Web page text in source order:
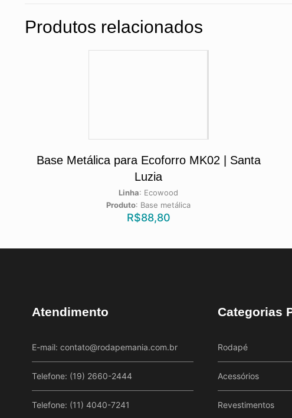
Produtos relacionados
Base Metálica para Ecoforro MK02 | Santa
Luzia
Linha: Ecowood
Produto: Base metálica
R$88,80
Atendimento
E-mail: contato@rodapemania.com.br
Telefone: (19) 2660-2444
Telefone: (11) 4040-7241
Categorias
Rodapé
Acessórios
Revestimentos